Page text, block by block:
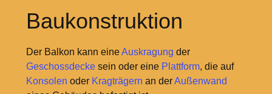
Baukonstruktion
Der Balkon kann eineAuskragung der
Geschossdeckesein oder eine Plattform, die auf
Konsolen oder Kragträgern an derAußenwand